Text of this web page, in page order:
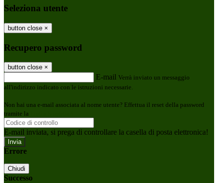
Seleziona utente
button close ×
Recupero password
button close ×
E-mail Verrà inviato un messaggio
all'indirizzo indicato con le istruzioni necessarie.
Non hai una e-mail associata al nome utente? Effettua il reset della password
tramite la
E-mail inviata, si prega di controllare la casella di posta elettronica!
Errore
Chiudi
Successo